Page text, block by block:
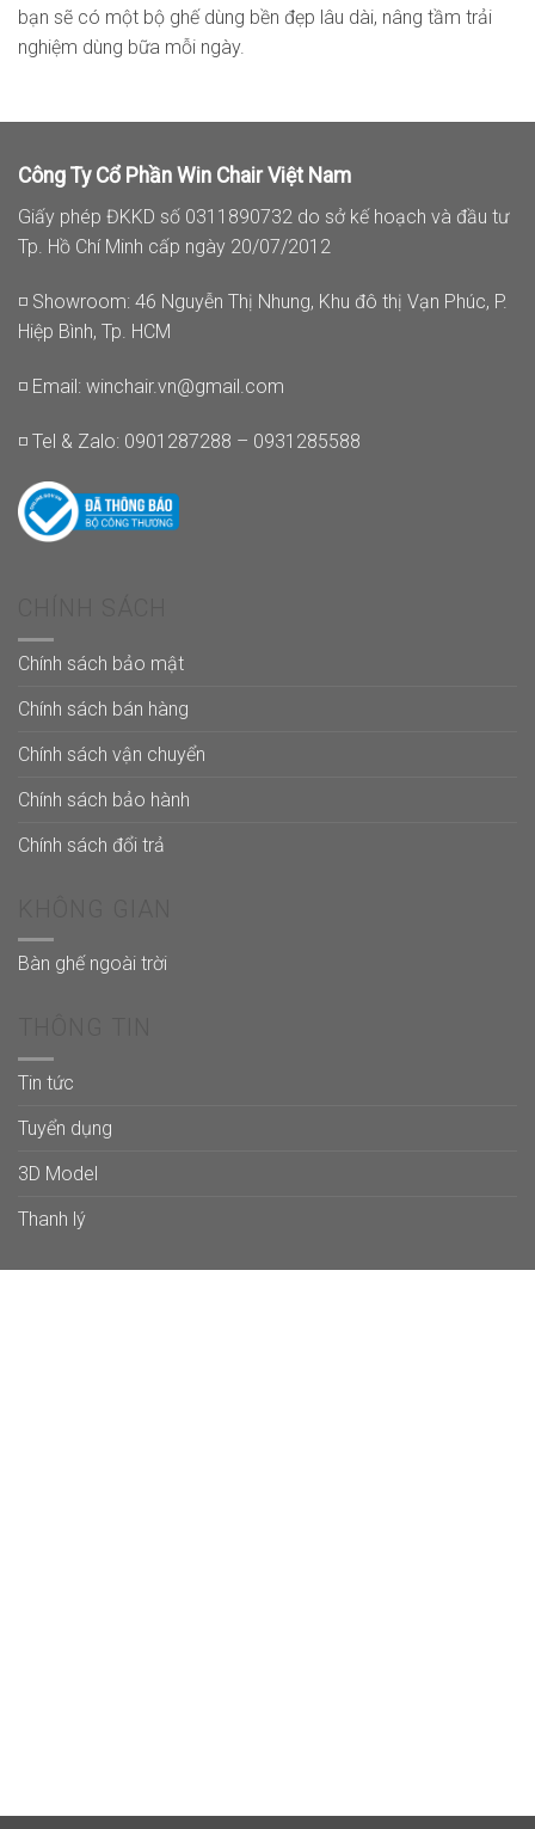
bạn sẽ có một bộ ghế dùng bền đẹp lâu dài, nâng tầm trải
nghiệm dùng bữa mỗi ngày.
Công Ty Cổ Phần Win Chair Việt Nam
Giấy phép ĐKKD số 0311890732 do sở kế hoạch và đầu tư
Tp. Hồ Chí Minh cấp ngày 20/07/2012
◽ Showroom: 46 Nguyễn Thị Nhung, Khu đô thị Vạn Phúc, P.
Hiệp Bình, Tp. HCM
◽ Email: winchair.vn@gmail.com
◽ Tel & Zalo: 0901287288 – 0931285588
Chính sách bảo mật
Chính sách bán hàng
Chính sách vận chuyển
Chính sách bảo hành
Chính sách đổi trả
Bàn ghế ngoài trời
Tin tức
Tuyển dụng
3D Model
Thanh lý